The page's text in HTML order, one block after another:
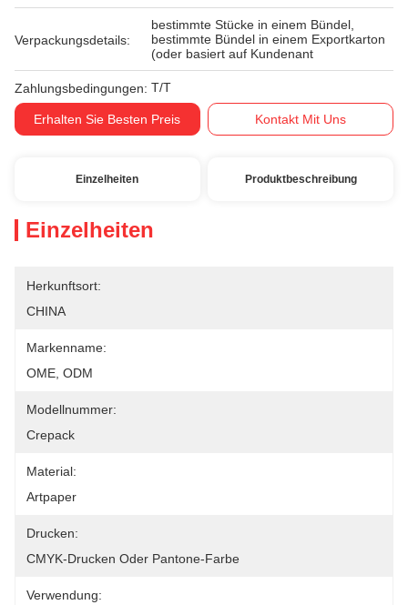
Verpackungsdetails:
bestimmte Stücke in einem Bündel,
bestimmte Bündel in einem Exportkarton
(oder basiert auf Kundenant
Zahlungsbedingungen: T/T
Erhalten Sie Besten Preis Kontakt Mit Uns
Einzelheiten Produktbeschreibung
Einzelheiten
Herkunftsort:
CHINA
Markenname:
OME, ODM
Modellnummer:
Crepack
Material:
Artpaper
Drucken:
CMYK-Drucken Oder Pantone-Farbe
Verwendung: